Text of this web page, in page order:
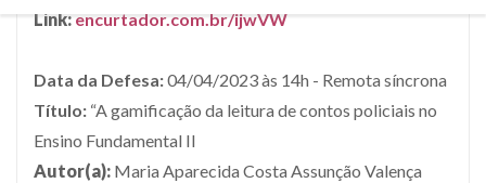
Link: encurtador.com.br/ijwVW
Data da Defesa:04/04/2023 às 14h - Remota síncrona
Título: “A gamificação da leitura de contos policiais no
Ensino Fundamental II
Autor(a): Maria Aparecida Costa Assunção Valença